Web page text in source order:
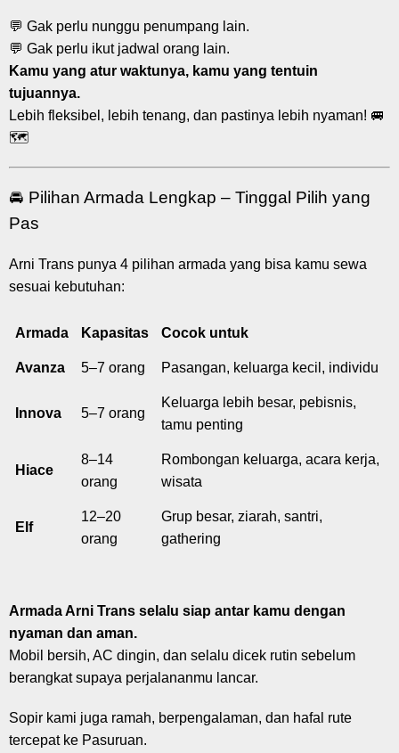
💬 Gak perlu nunggu penumpang lain.
💬 Gak perlu ikut jadwal orang lain.
Kamu yang atur waktunya, kamu yang tentuin
tujuannya.
Lebih fleksibel, lebih tenang, dan pastinya lebih nyaman! 🚐
🗺️
🚘 Pilihan Armada Lengkap – Tinggal Pilih yang
Pas
Arni Trans punya 4 pilihan armada yang bisa kamu sewa
sesuai kebutuhan:
Armada Kapasitas Cocok untuk
Avanza 5–7 orang Pasangan, keluarga kecil, individu
Innova 5–7 orang
Keluarga lebih besar, pebisnis,
tamu penting
Hiace
8–14
orang
Rombongan keluarga, acara kerja,
wisata
Elf
12–20
orang
Grup besar, ziarah, santri,
gathering
Armada Arni Trans selalu siap antar kamu dengan
nyaman dan aman.
Mobil bersih, AC dingin, dan selalu dicek rutin sebelum
berangkat supaya perjalananmu lancar.
Sopir kami juga ramah, berpengalaman, dan hafal rute
tercepat ke Pasuruan.